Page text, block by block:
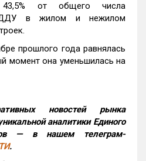
43,5% от общего числа
ДДУ в жилом и нежилом
прошлого года равнялась
момент она уменьшилась на
новостей рынка
аналитики Единого
— в нашем телеграм-
.